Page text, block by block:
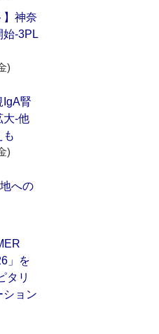
】神奈
‐3PL
)
IgA腎
‐他
も
)
への
」を
タリ
ション